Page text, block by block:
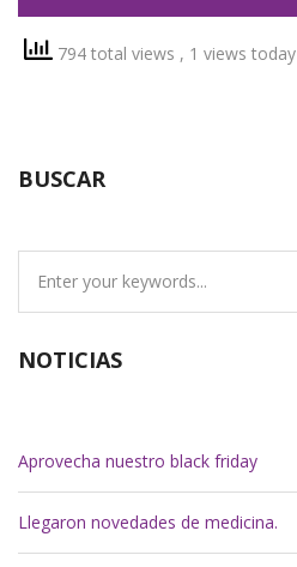
794 total views , 1 views today
BUSCAR
NOTICIAS
Aprovecha nuestro black friday
Llegaron novedades de medicina.